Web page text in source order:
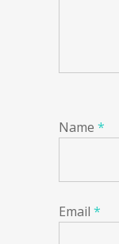
Name *
Email *